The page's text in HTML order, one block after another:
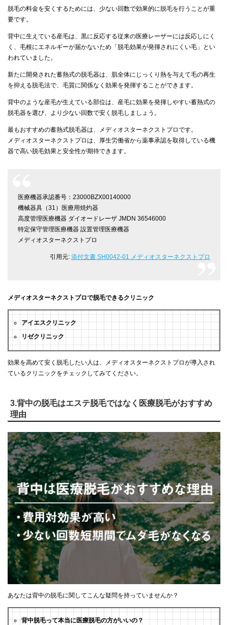
脱毛の料金を安くするためには、少ない回数で効果的に脱毛を行うことが重
要です。
背中に生えている産毛は、黒に反応する従来の医療レーザーには反応しにく
く、毛根にエネルギーが届かないため「脱毛効果が発揮されにくい毛」とい
われていました。
新たに開発された蓄熱式の脱毛器は、肌全体にじっくり熱を与えて毛の再生
を抑える脱毛法で、毛質に関係なく効果を発揮することができます。
背中のような産毛が生えている部位は、産毛に効果を発揮しやすい蓄熱式の
脱毛器を選び、より少ない回数で安く脱毛しましょう。
最もおすすめの蓄熱式脱毛器は、メディオスターネクストプロです。
メディオスターネクストプロは、厚生労働省から薬事承認を取得している機
器で高い脱毛効果と安全性が期待できます。
医療機器承認番号：23000BZX00140000
機械器具（31）医療用焼灼器
高度管理医療機器 ダイオードレーザ JMDN 36546000
特定保守管理医療機器 設置管理医療機器
メディオスターネクストプロ
引用元: 添付文書 SH0042-01 メディオスターネクストプロ
メディオスターネクストプロで脱毛できるクリニック
アイエスクリニック
リゼクリニック
効果を高めて安く脱毛したい人は、メディオスターネクストプロが導入され
ているクリニックをチェックしてみてください。
3.背中の脱毛はエステ脱毛ではなく医療脱毛がおすすめ
理由
あなたは背中の脱毛に関してこんな疑問を持っていませんか？
背中脱毛って本当に医療脱毛の方がいいの？